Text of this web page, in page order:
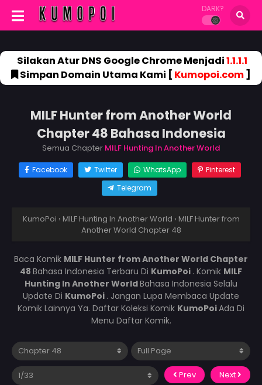
DARK?
Silakan Atur DNS Google Chrome Menjadi1.1.1.1
Simpan Domain Utama Kami [ Kumopoi.com]
MILF Hunter from Another World
Chapter 48 Bahasa Indonesia
Semua Chapter MILF Hunting In Another World
Facebook Twitter WhatsApp
Pinterest
Telegram
KumoPoi › MILF Hunting In Another World › MILF Hunter from
Another World Chapter 48
Baca Komik MILF Hunter from Another World Chapter
48 Bahasa Indonesia Terbaru Di KumoPoi . Komik MILF
Hunting In Another WorldBahasa Indonesia Selalu
Update Di KumoPoi . Jangan Lupa Membaca Update
Komik Lainnya Ya. Daftar Koleksi Komik KumoPoiAda Di
Menu Daftar Komik.
Prev Next